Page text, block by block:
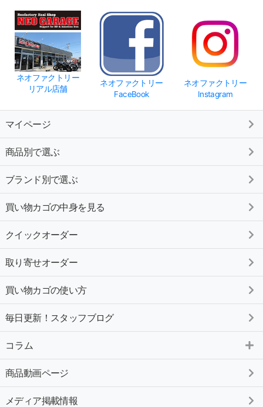
ネオファクトリー
リアル店舗
ネオファクトリー
FaceBook
ネオファクトリー
Instagram
マイページ
商品別で選ぶ
ブランド別で選ぶ
買い物カゴの中身を見る
クイックオーダー
取り寄せオーダー
買い物カゴの使い方
毎日更新！スタッフブログ
コラム
商品動画ページ
メディア掲載情報